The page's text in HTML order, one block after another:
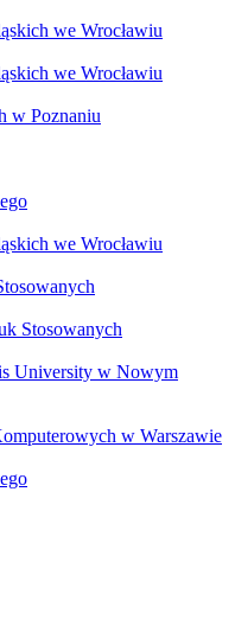
we Wrocławiu
we Wrocławiu
w Poznaniu
we Wrocławiu
Stosowanych
University w Nowym
w Warszawie